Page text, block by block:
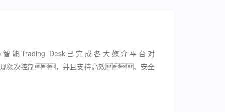
能Trading Desk已完成各大媒介平台对
频次控制，并且支持高效、安全